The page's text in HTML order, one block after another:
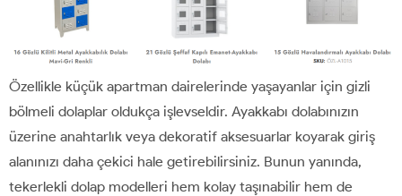
Özellikle küçük apartman dairelerinde yaşayanlar için gizli
bölmeli dolaplar oldukça işlevseldir. Ayakkabı dolabınızın
üzerine anahtarlık veya dekoratif aksesuarlar koyarak giriş
alanınızı daha çekici hale getirebilirsiniz. Bunun yanında,
tekerlekli dolap modelleri hem kolay taşınabilir hem de